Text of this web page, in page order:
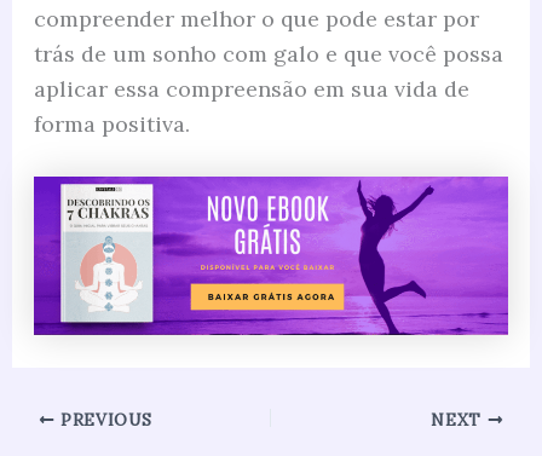
compreender melhor o que pode estar por
trás de um sonho com galo e que você possa
aplicar essa compreensão em sua vida de
forma positiva.
PREVIOUS NEXT